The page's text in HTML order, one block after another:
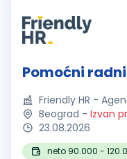
Pomoćni
Friendly HR -
Beograd - Izvan
23.08.2026
neto 90.000 -